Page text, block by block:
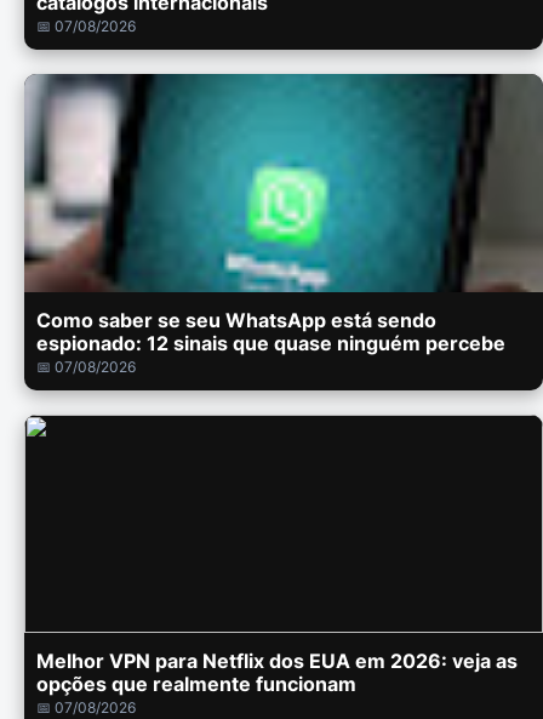
📅 07/08/2026
Como saber se seu WhatsApp está sendo
espionado: 12 sinais que quase ninguém percebe
📅 07/08/2026
Melhor VPN para Netflix dos EUA em 2026: veja as
opções que realmente funcionam
📅 07/08/2026